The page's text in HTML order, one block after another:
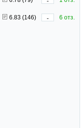
6.83 (146) - 6 отз.